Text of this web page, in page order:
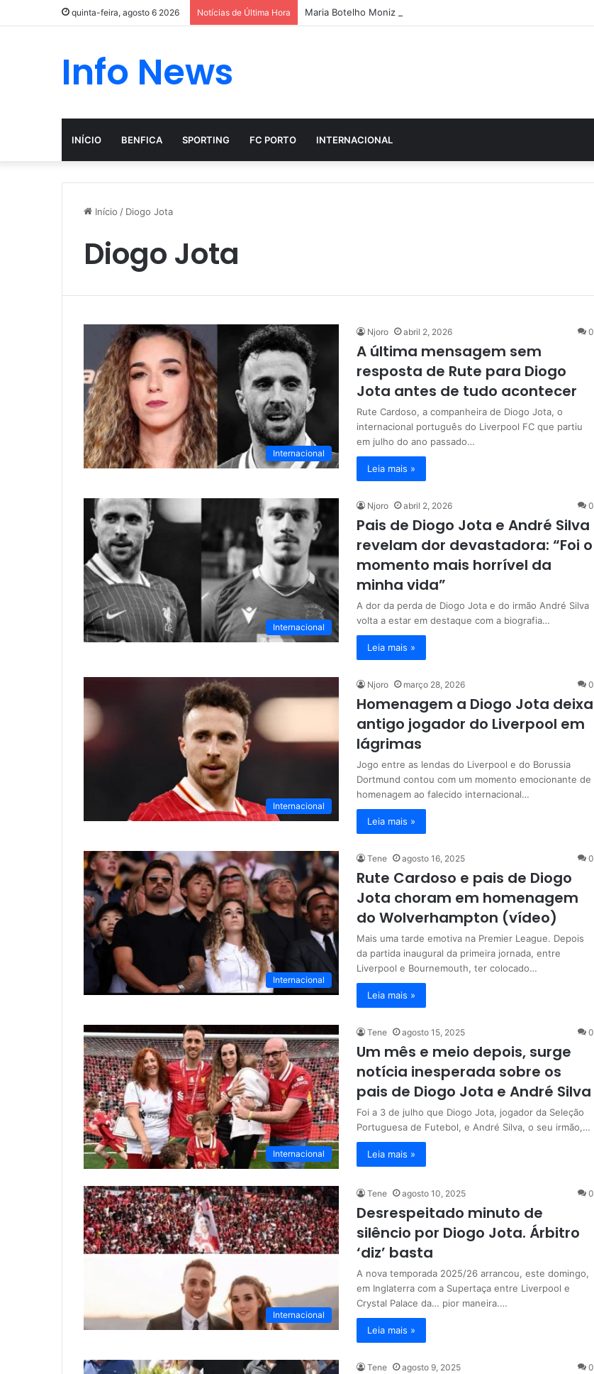
quinta-feira, agosto 6 2026 Notícias de Última Hora Maria Botelho Moniz “interrompe” confessionário
Info News
INÍCIO BENFICA SPORTING FC PORTO INTERNACIONAL
Início / Diogo Jota
Diogo Jota
Internacional
Njoro abril 2, 2026 0
A última mensagem sem
resposta de Rute para Diogo
Jota antes de tudo acontecer
Rute Cardoso, a companheira de Diogo Jota, o
internacional português do Liverpool FC que partiu
em julho do ano passado…
Leia mais »
Internacional
Njoro abril 2, 2026 0
Pais de Diogo Jota e André Silva
revelam dor devastadora: “Foi o
momento mais horrível da
minha vida”
A dor da perda de Diogo Jota e do irmão André Silva
volta a estar em destaque com a biografia…
Leia mais »
Internacional
Njoro março 28, 2026 0
Homenagem a Diogo Jota deixa
antigo jogador do Liverpool em
lágrimas
Jogo entre as lendas do Liverpool e do Borussia
Dortmund contou com um momento emocionante de
homenagem ao falecido internacional…
Leia mais »
Internacional
Tene agosto 16, 2025 0
Rute Cardoso e pais de Diogo
Jota choram em homenagem
do Wolverhampton (vídeo)
Mais uma tarde emotiva na Premier League. Depois
da partida inaugural da primeira jornada, entre
Liverpool e Bournemouth, ter colocado…
Leia mais »
Internacional
Tene agosto 15, 2025 0
Um mês e meio depois, surge
notícia inesperada sobre os
pais de Diogo Jota e André Silva
Foi a 3 de julho que Diogo Jota, jogador da Seleção
Portuguesa de Futebol, e André Silva, o seu irmão,…
Leia mais »
Internacional
Tene agosto 10, 2025 0
Desrespeitado minuto de
silêncio por Diogo Jota. Árbitro
‘diz’ basta
A nova temporada 2025/26 arrancou, este domingo,
em Inglaterra com a Supertaça entre Liverpool e
Crystal Palace da… pior maneira.…
Leia mais »
Tene agosto 9, 2025 0